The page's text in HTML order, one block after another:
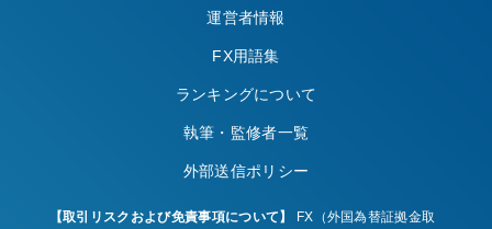
運営者情報
FX用語集
ランキングについて
執筆・監修者一覧
外部送信ポリシー
【取引リスクおよび免責事項について】
FX（外国為替証拠金取